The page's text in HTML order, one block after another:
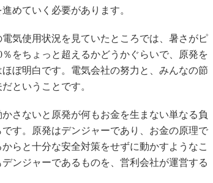
めていく必要があります。
気使用状況を見ていたところでは、暑さがピ
をちょっと超えるかどうかぐらいで、原発を
ぼ明白です。電気会社の努力と、みんなの節
ということです。
さないと原発が何もお金を生まない単なる負
す。原発はデンジャーであり、お金の原理で
らと十分な安全対策をせずに動かすようなこ
ンジャーであるものを、営利会社が運営する